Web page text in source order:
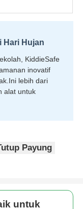
Hari Hujan
KiddieSafe
inovatif
lebih dari
alat untuk
Payung
untuk